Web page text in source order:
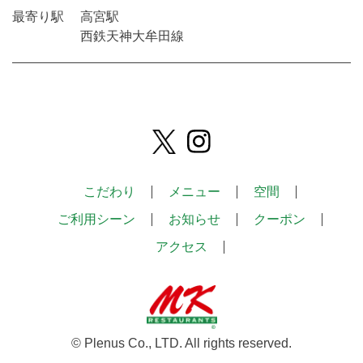
最寄り駅
高宮駅
西鉄天神大牟田線
こだわり メニュー
空間
ご利用シーン
お知らせ
クーポン
アクセス
© Plenus Co., LTD. All rights reserved.